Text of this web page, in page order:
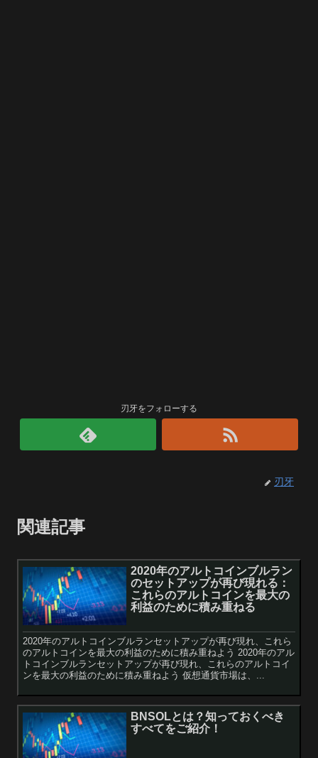
刃牙をフォローする
刃牙
関連記事
2020年のアルトコインブルラン
のセットアップが再び現れる：
これらのアルトコインを最大の
利益のために積み重ねる
2020年のアルトコインブルランセットアップが再び現れ、これら
のアルトコインを最大の利益のために積み重ねよう 2020年のアル
トコインブルランセットアップが再び現れ、これらのアルトコイ
ンを最大の利益のために積み重ねよう 仮想通貨市場は、...
BNSOLとは？知っておくべき
すべてをご紹介！